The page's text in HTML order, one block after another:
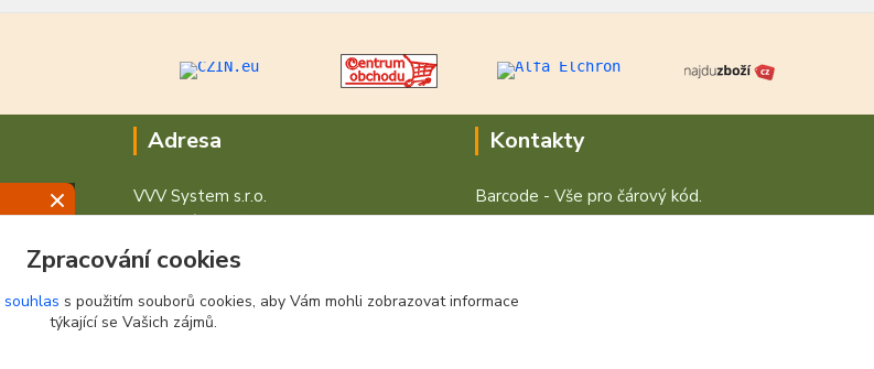
Adresa
VVV System s.r.o.
V Podhájí 776/ 30
400 01 Ústí nad Labem
Kontakty
Barcode - Vše pro čárový kód.
Zpracování cookies
souhlas s použitím souborů cookies, aby Vám mohli zobrazovat informace
týkající se Vašich zájmů.